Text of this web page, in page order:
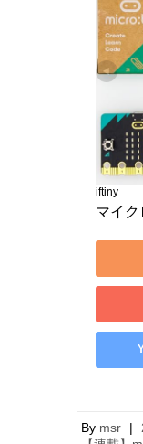
iftiny
マイク
By msr |